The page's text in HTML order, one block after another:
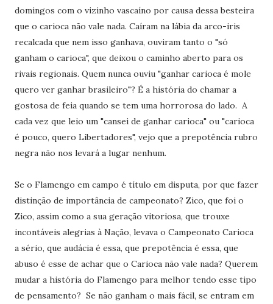
domingos com o vizinho vascaíno por causa dessa besteira
que o carioca não vale nada. Caíram na lábia da arco-iris
recalcada que nem isso ganhava, ouviram tanto o "só
ganham o carioca", que deixou o caminho aberto para os
rivais regionais. Quem nunca ouviu "ganhar carioca é mole
quero ver ganhar brasileiro"? É a história do chamar a
gostosa de feia quando se tem uma horrorosa do lado. A
cada vez que leio um "cansei de ganhar carioca" ou "carioca
é pouco, quero Libertadores", vejo que a prepotência rubro
negra não nos levará a lugar nenhum.
Se o Flamengo em campo é título em disputa, por que fazer
distinção de importância de campeonato? Zico, que foi o
Zico, assim como a sua geração vitoriosa, que trouxe
incontáveis alegrias à Nação, levava o Campeonato Carioca
a sério, que audácia é essa, que prepotência é essa, que
abuso é esse de achar que o Carioca não vale nada? Querem
mudar a história do Flamengo para melhor tendo esse tipo
de pensamento? Se não ganham o mais fácil, se entram em